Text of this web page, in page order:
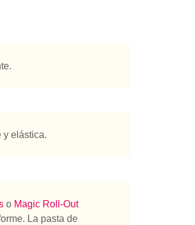
y elástica.
o Magic Roll-Out
La pasta de